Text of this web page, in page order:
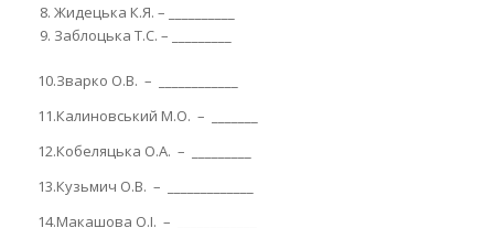
Жидецька К.Я. – __________
Заблоцька Т.С. – _________
10.Зварко О.В. – ____________
11.Калиновський М.О. – _______
12.Кобеляцька О.А. – _________
13.Кузьмич О.В. – _____________
14.Макашова О.І. – ____________